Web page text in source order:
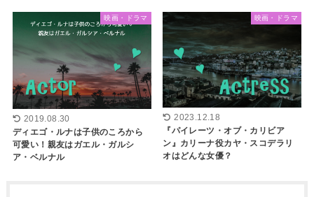
映画・ドラマ
2019.08.30
ディエゴ・ルナは子供のころから
可愛い！親友はガエル・ガルシ
ア・ベルナル
映画・ドラマ
2023.12.18
『パイレーツ・オブ・カリビア
ン』カリーナ役カヤ・スコデラリ
オはどんな女優？